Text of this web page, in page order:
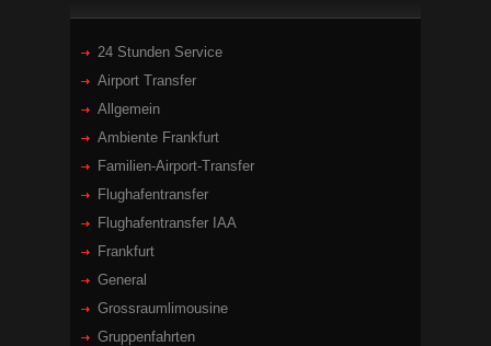
24 Stunden Service
Airport Transfer
Allgemein
Ambiente Frankfurt
Familien-Airport-Transfer
Flughafentransfer
Flughafentransfer IAA
Frankfurt
General
Grossraumlimousine
Gruppenfahrten